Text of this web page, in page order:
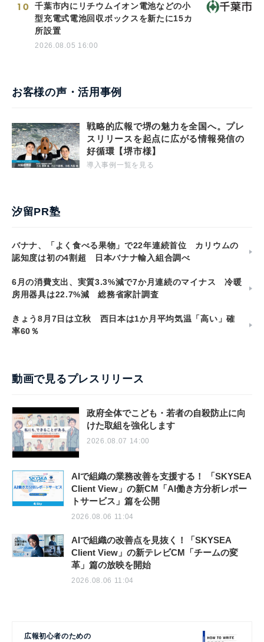
10
千葉市内にリチウムイオン電池などの小
型充電式電池回収ボックスを新たに15カ
所設置
2026.08.05 16:00
お客様の声・活用事例
戦略的広報で堺の魅力を全国へ。プレ
スリリースを起点に広がる情報発信の
好循環【堺市様】
導入事例一覧を見る
汐留PR塾
バナナ、「よく食べる果物」で22年連続首位 カリウムの
認知度は初の4割超 日本バナナ輸入組合調べ
6月の消費支出、実質3.3%減で7か月連続のマイナス 冷暖
房用器具は22.7%減 総務省家計調査
きょう8月7日は立秋 西日本は1か月平均気温「高い」確
率60％
動画で見るプレスリリース
政府全体でこども・若者の自殺防止に向
けた取組を強化します
2026.08.07 14:00
AIで組織の業務改善を支援する！ 「SKYSEA
Client View」の新CM「AI働き方分析レポー
トサービス」篇を公開
2026.08.06 11:04
AIで組織の改善点を見抜く！「SKYSEA
Client View」の新テレビCM「チームの変
革」篇の放映を開始
2026.08.06 11:04
広報初心者のための